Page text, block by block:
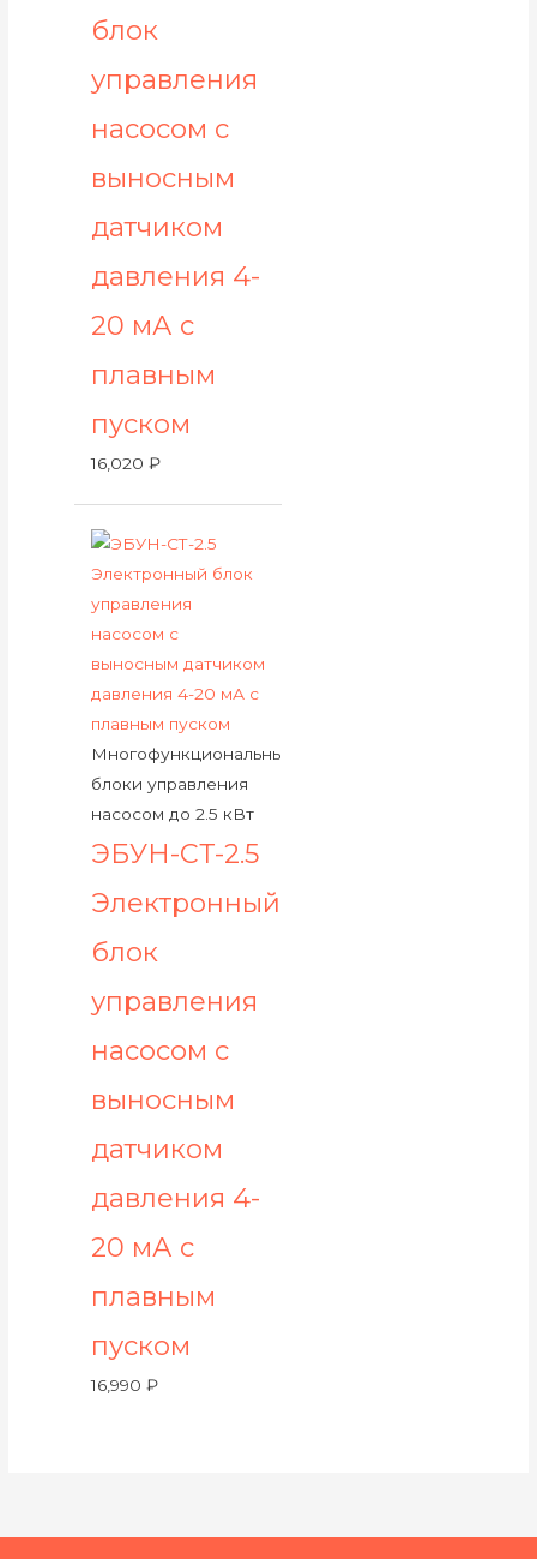
блок
управления
насосом с
выносным
датчиком
давления 4-
20 мА с
плавным
пуском
16,020 ₽
Многофункциональные
блоки управления
насосом до 2.5 кВт
ЭБУН-СТ-2.5
Электронный
блок
управления
насосом с
выносным
датчиком
давления 4-
20 мА с
плавным
пуском
16,990 ₽